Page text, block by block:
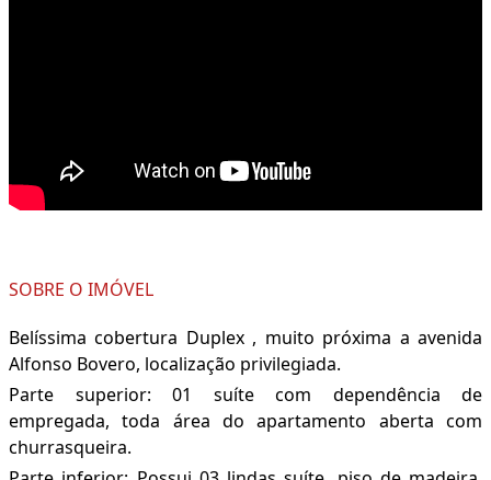
SOBRE O IMÓVEL
Belíssima cobertura Duplex , muito próxima a avenida
Alfonso Bovero, localização privilegiada.
Parte superior: 01 suíte com dependência de
empregada, toda área do apartamento aberta com
churrasqueira.